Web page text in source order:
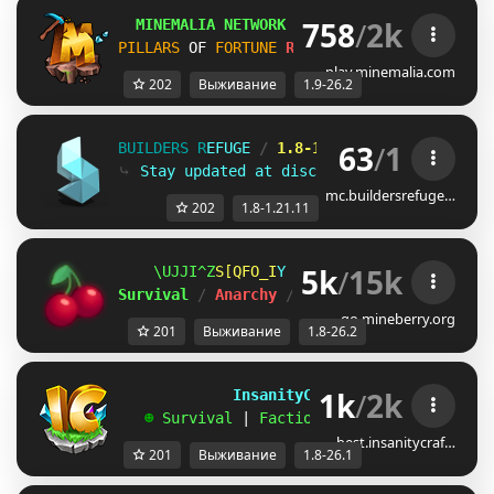
MINEMALIA NETWORK 1.9-26.2 |
SUMMER
PILLARS OF FORTUNE RELEASE! SURVIVAL
758/2k
play.minemalia.com
202 Выживание 1.9-26.2
BUIL DERS REFUGE /
1.8-1.21.11
⤷
Stay updated at di sc d.gg/s te
63/1
mc.buildersrefuge…
202 1.8-1.21.11
@FDWCZRFIYRVWY\ ＭＩＮＥＢＥＲＲＹ
Survival
/ Anarchy / BedWars / SkyWars
5k/15k
go.mineberry.org
201 Выживание 1.8-26.2
InsanityCraft || 1.8 - 26.1
☻ Survival Factions | Skyblock
1k/2k
best.insanitycraf…
201 Выживание 1.8-26.1